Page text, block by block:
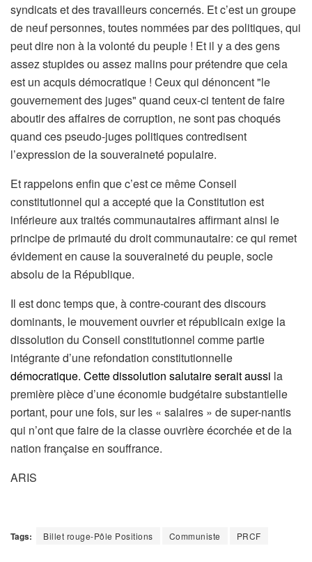
syndicats et des travailleurs concernés. Et c’est un groupe
de neuf personnes, toutes nommées par des politiques, qui
peut dire non à la volonté du peuple ! Et il y a des gens
assez stupides ou assez malins pour prétendre que cela
est un acquis démocratique ! Ceux qui dénoncent "le
gouvernement des juges" quand ceux-ci tentent de faire
aboutir des affaires de corruption, ne sont pas choqués
quand ces pseudo-juges politiques contredisent
l’expression de la souveraineté populaire.
Et rappelons enfin que c’est ce même Conseil
constitutionnel qui a accepté que la Constitution est
inférieure aux traités communautaires affirmant ainsi le
principe de primauté du droit communautaire: ce qui remet
évidement en cause la souveraineté du peuple, socle
absolu de la République.
Il est donc temps que, à contre-courant des discours
dominants, le mouvement ouvrier et républicain exige la
dissolution du Conseil constitutionnel comme partie
intégrante d’une refondation constitutionnelle
démocratique. Cette dissolution salutaire serait aussi la
première pièce d’une économie budgétaire substantielle
portant, pour une fois, sur les « salaires » de super-nantis
qui n’ont que faire de la classe ouvrière écorchée et de la
nation française en souffrance.
ARIS
Tags: Billet rouge-Pôle Positions Communiste PRCF